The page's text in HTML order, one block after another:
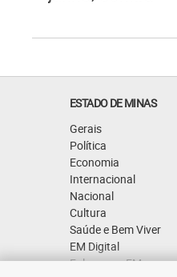
ESTADO DE MINAS
Gerais
Política
Economia
Internacional
Nacional
Cultura
Saúde e Bem Viver
EM Digital
Fale com o EM